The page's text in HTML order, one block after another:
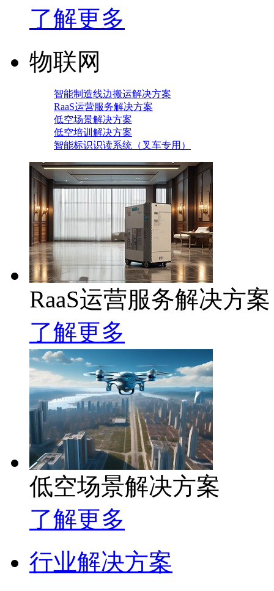
了解更多
物联网
智能制造线边搬运解决方案
RaaS运营服务解决方案
低空场景解决方案
低空培训解决方案
智能标识识读系统（叉车专用）
RaaS运营服务解决方案
了解更多
低空场景解决方案
了解更多
行业解决方案